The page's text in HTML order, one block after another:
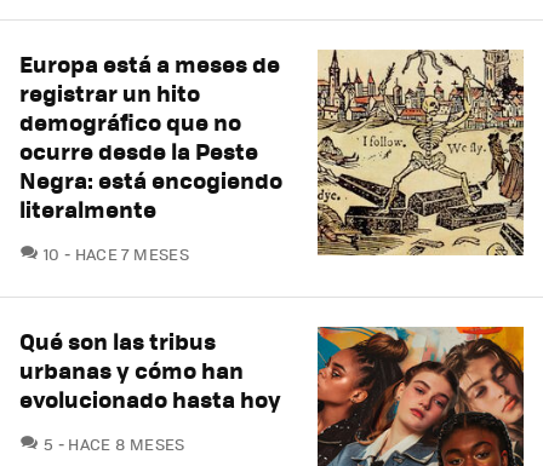
Europa está a meses de
registrar un hito
demográfico que no
ocurre desde la Peste
Negra: está encogiendo
literalmente
10 COMENTARIOS
HACE 7 MESES
Qué son las tribus
urbanas y cómo han
evolucionado hasta hoy
5 COMENTARIOS
HACE 8 MESES